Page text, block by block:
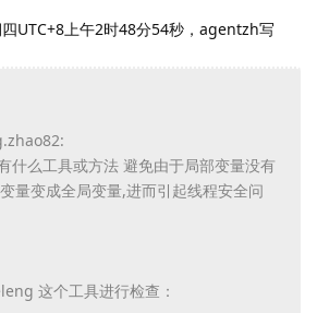
UTC+8上午2时48分54秒，agentzh写
什么工具或方法 避免由于局部变量没有
量变成全局变量,进而引起线程安全问
这个工具进行检查：